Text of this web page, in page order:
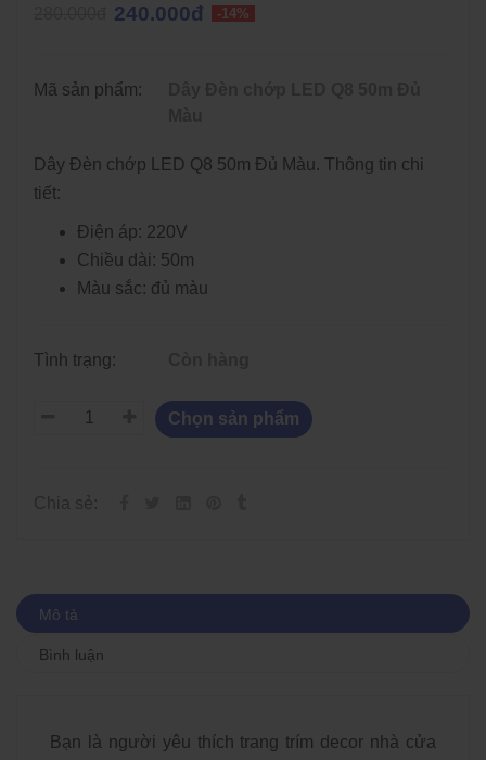
240.000đ -14%
Mã sản phẩm:
Dây Đèn chớp LED Q8 50m Đủ Màu. Thông tin chi
tiết:
Điện áp: 220V
Chiều dài: 50m
Màu sắc: đủ màu
Tình trạng:
Chọn sản phẩm
Mô tả
Bình luận
Bạn là người yêu thích trang trím decor nhà cửa